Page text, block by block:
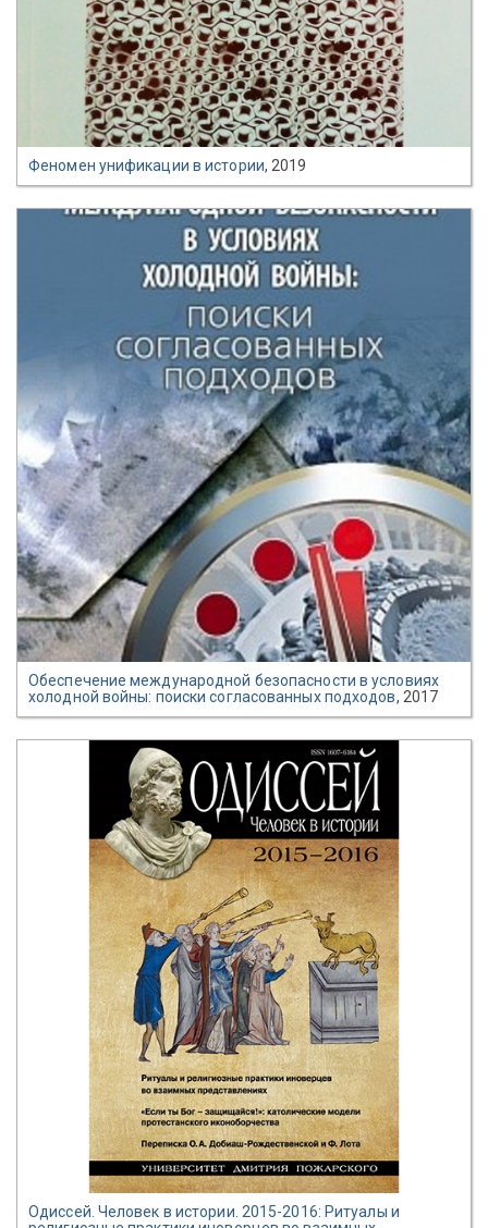
Феномен унификации в истории, 2019
Обеспечение международной безопасности в условиях
холодной войны: поиски согласованных подходов, 2017
Одиссей. Человек в истории. 2015-2016: Ритуалы и